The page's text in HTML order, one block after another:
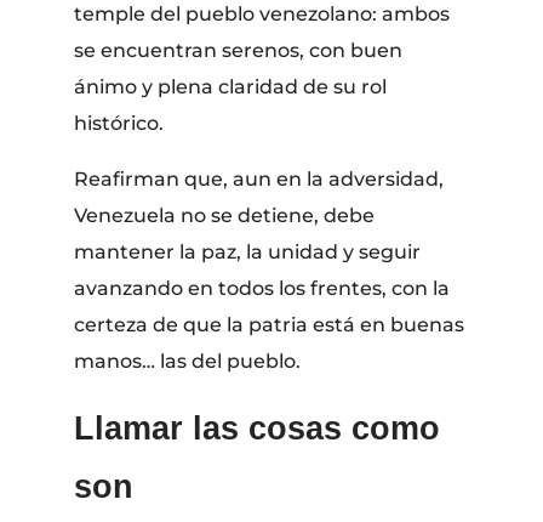
temple del pueblo venezolano: ambos
se encuentran serenos, con buen
ánimo y plena claridad de su rol
histórico.
Reafirman que, aun en la adversidad,
Venezuela no se detiene, debe
mantener la paz, la unidad y seguir
avanzando en todos los frentes, con la
certeza de que la patria está en buenas
manos… las del pueblo.
Llamar las cosas como
son